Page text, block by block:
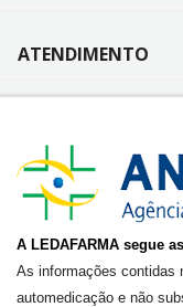
ATENDIMENTO
A LEDAFARMA segue
As informações contidas
automedicação e não